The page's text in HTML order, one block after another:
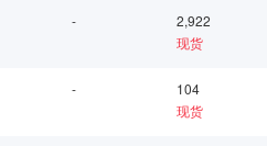
-
2,922
现货
-
104
现货